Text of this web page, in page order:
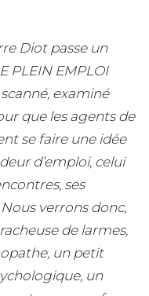
Diot passe un
PLEIN EMPLOI
examiné
que les agents de
se faire une idée
d’emploi, celui
ses
verrons donc,
de larmes,
un petit
un